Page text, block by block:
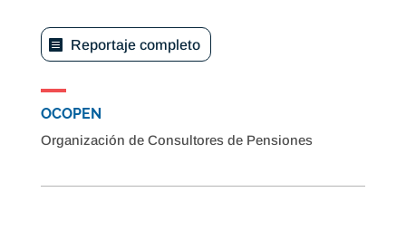
Reportaje completo
OCOPEN
Organización de Consultores de Pensiones